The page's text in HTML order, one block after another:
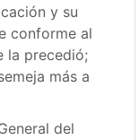
y su
conforme al
la precedió;
más a
del